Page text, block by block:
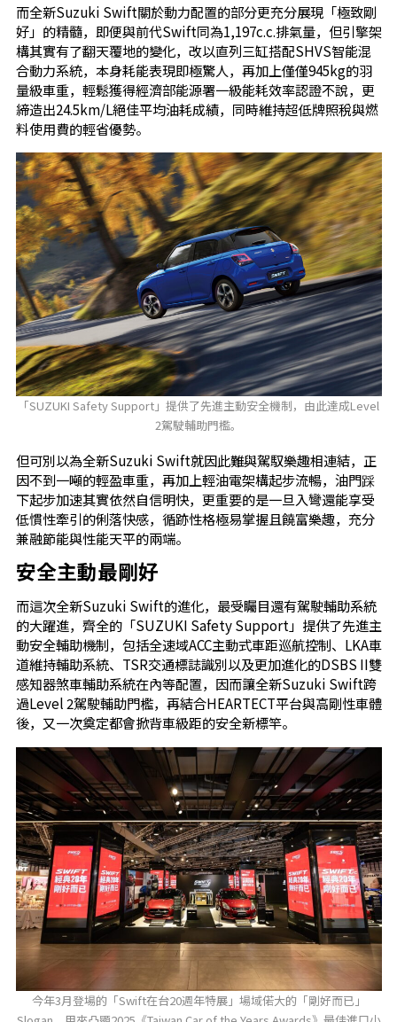
而全新Suzuki Swift關於動力配置的部分更充分展現「極致剛
好」的精髓，即便與前代Swift同為1,197c.c.排氣量，但引擎架
構其實有了翻天覆地的變化，改以直列三缸搭配SHVS智能混
合動力系統，本身耗能表現即極驚人，再加上僅僅945kg的羽
量級車重，輕鬆獲得經濟部能源署一級能耗效率認證不說，更
締造出24.5km/L絕佳平均油耗成績，同時維持超低牌照稅與燃
料使用費的輕省優勢。
「SUZUKI Safety Support」提供了先進主動安全機制，由此達成Level
2駕駛輔助門檻。
但可別以為全新Suzuki Swift就因此難與駕馭樂趣相連結，正
因不到一噸的輕盈車重，再加上輕油電架構起步流暢，油門踩
下起步加速其實依然自信明快，更重要的是一旦入彎還能享受
低慣性牽引的俐落快感，循跡性格極易掌握且饒富樂趣，充分
兼融節能與性能天平的兩端。
安全主動最剛好
而這次全新Suzuki Swift的進化，最受矚目還有駕駛輔助系統
的大躍進，齊全的「SUZUKI Safety Support」提供了先進主
動安全輔助機制，包括全速域ACC主動式車距巡航控制、LKA車
道維持輔助系統、TSR交通標誌識別以及更加進化的DSBS II雙
感知器煞車輔助系統在內等配置，因而讓全新Suzuki Swift跨
過Level 2駕駛輔助門檻，再結合HEARTECT平台與高剛性車體
後，又一次奠定都會掀背車級距的安全新標竿。
今年3月登場的「Swift在台20週年特展」場域偌大的「剛好而已」